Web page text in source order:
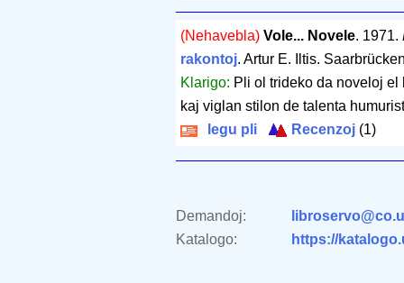
(Nehavebla) Vole... Novele. 1971.
rakontoj. Artur E. Iltis.
Klarigo: Pli ol trideko da noveloj
kaj viglan stilon de talenta
legu pli
Recenzoj (1)
Demandoj:
Katalogo:
https://